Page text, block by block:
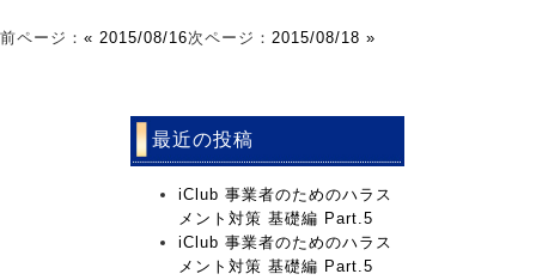
前ページ： « 2015/08/16次ページ： 2015/08/18 »
最近の投稿
iClub 事業者のためのハラス
メント対策 基礎編 Part.5
iClub 事業者のためのハラス
メント対策 基礎編 Part.5